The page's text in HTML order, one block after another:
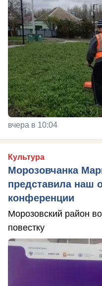
вчера в 10:04
Культура
Морозовчанка
представила наш
конференции
Морозовский район
повестку